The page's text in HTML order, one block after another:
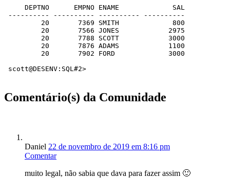
Comentário(s) da Comunidade
Daniel 22 de novembro de 2019 em 8:16 pm
Comentar
muito legal, não sabia que dava para fazer assim 🙂